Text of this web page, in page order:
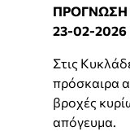
ΠΡΟΓΝΩΣΗ
23-02-2026
Στις
πρόσκαιρα
βροχές
απόγευμα.